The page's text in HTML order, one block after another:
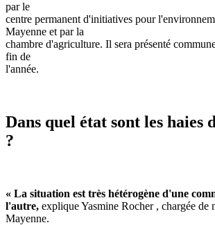
par le
centre permanent d'initiatives pour
Mayenne et par la
chambre d'agriculture. Il sera présenté
fin de
l'année.
Dans quel état sont les
?
« La situation est très hétérogène d'une
l'autre, explique Yasmine Rocher , chargée de
Mayenne.